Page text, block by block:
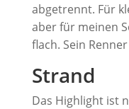
abgetrennt. Für
aber für meinen
flach. Sein
Strand
Das Highlight ist